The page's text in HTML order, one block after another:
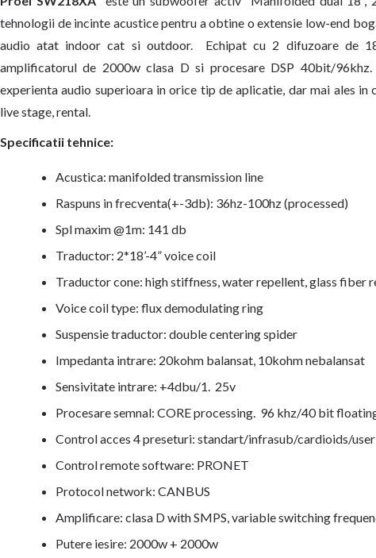
tehnologii de incinte acustice pentru a obtine o extensie low-end
audio atat indoor cat si outdoor. Echipat cu 2 difuzoare de
amplificatorul de 2000w clasa D si procesare DSP 40bit/
experienta audio superioara in orice tip de aplicatie, dar mai ales
live stage, rental.
Specificatii tehnice:
Acustica: manifolded transmission line
Raspuns in frecventa(+-3db): 36hz-100hz (processed)
Spl maxim @1m: 141 db
Traductor: 2*18’-4” voice coil
Traductor cone: high stiffness, water repellent, glass fiber
Voice coil type: flux demodulating ring
Suspensie traductor: double centering spider
Impedanta intrare: 20kohm balansat, 10kohm nebalansat
Sensivitate intrare: +4dbu/1. 25v
Procesare semnal: CORE processing. 96 khz/40 bit
Control acces 4 preseturi: standart/infrasub/cardioids/user
Control remote software: PRONET
Protocol network: CANBUS
Amplificare: clasa D with SMPS, variable switching
Putere iesire: 2000w + 2000w